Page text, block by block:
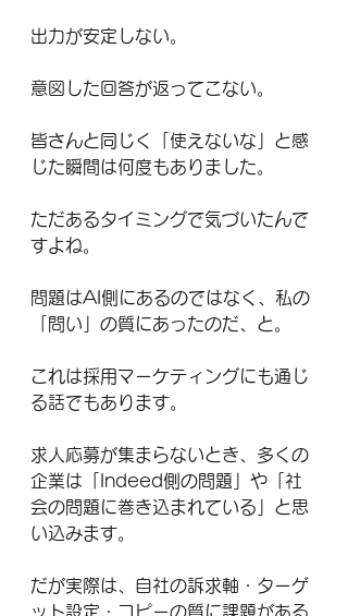
出力が安定しない。
意図した回答が返ってこない。
皆さんと同じく「使えないな」と感
じた瞬間は何度もありました。
ただあるタイミングで気づいたんで
すよね。
問題はAI側にあるのではなく、私の
「問い」の質にあったのだ、と。
これは採用マーケティングにも通じ
る話でもあります。
求人応募が集まらないとき、多くの
企業は「Indeed側の問題」や「社
会の問題に巻き込まれている」と思
い込みます。
だが実際は、自社の訴求軸・ターゲ
ット設定・コピーの質に課題がある